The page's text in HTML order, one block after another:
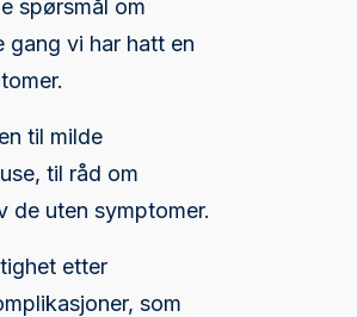
spørsmål om
gang vi har hatt en
til milde
til råd om
de uten symptomer.
etter
som